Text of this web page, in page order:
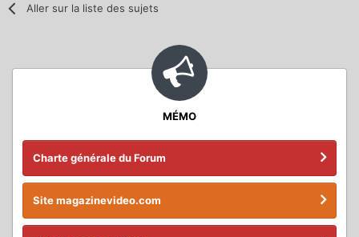
Aller sur la liste des sujets
MÉMO
Charte générale du Forum
Site magazinevideo.com